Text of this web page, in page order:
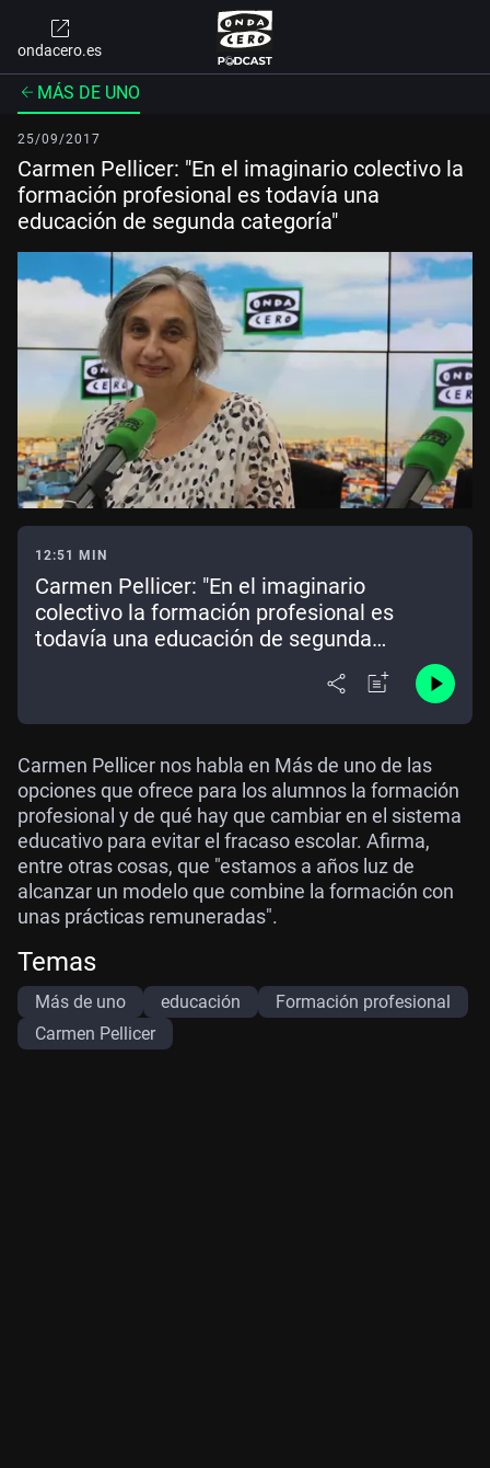
ondacero.es
MÁS DE UNO
25/09/2017
Carmen Pellicer: "En el imaginario colectivo la
formación profesional es todavía una
educación de segunda categoría"
12:51 MIN
Carmen Pellicer: "En el imaginario
colectivo la formación profesional es
todavía una educación de segunda
Carmen Pellicer nos habla en Más de uno de las
opciones que ofrece para los alumnos la formación
profesional y de qué hay que cambiar en el sistema
educativo para evitar el fracaso escolar. Afirma,
entre otras cosas, que "estamos a años luz de
alcanzar un modelo que combine la formación con
unas prácticas remuneradas".
Temas
Más de uno educación
Formación profesional
Carmen Pellicer